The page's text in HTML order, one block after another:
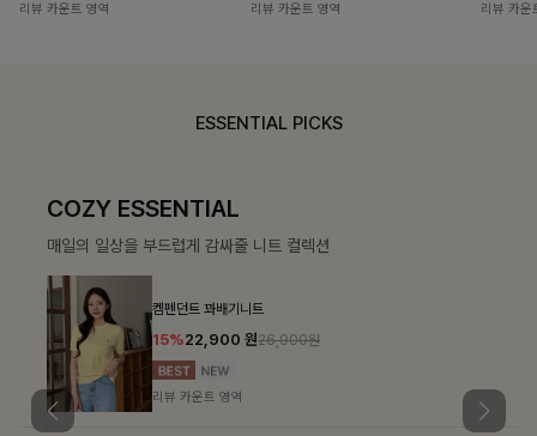
리뷰 카운트 영역 리뷰 카운트 영역 리뷰 카운
ESSENTIAL PICKS
COZY ESSENTIAL
매일의 일상을 부드럽게 감싸줄 니트 컬렉션
켐펜던트 꽈배기니트
15%22,900원26,900원
리뷰 카운트 영역